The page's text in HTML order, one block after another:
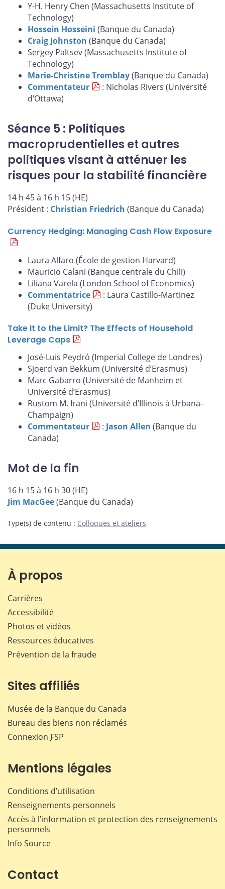
Y-H. Henry Chen (Massachusetts Institute of
Technology)
Hossein Hosseini (Banque du Canada)
Craig Johnston (Banque du Canada)
Sergey Paltsev (Massachusetts Institute of
Technology)
Marie-Christine Tremblay(Banque du Canada)
Commentateur
: Nicholas Rivers (Université
d’Ottawa)
Séance 5 : Politiques
macroprudentielles et autres
politiques visant à atténuer les
risques pour la stabilité financière
14 h 45 à 16 h 15 (HE)
Président : Christian Friedrich (Banque du Canada)
Currency Hedging: Managing Cash Flow Exposure
Laura Alfaro (École de gestion Harvard)
Mauricio Calani (Banque centrale du Chili)
Liliana Varela (London School of Economics)
Commentatrice
: Laura Castillo-Martinez
(Duke University)
Take It to the Limit? The Effects of Household
Leverage Caps
José-Luis Peydró (Imperial College de Londres)
Sjoerd van Bekkum (Université d’Erasmus)
Marc Gabarro (Université de Manheim et
Université d’Erasmus)
Rustom M. Irani (Université d’Illinois à Urbana-
Champaign)
Commentateur
: Jason Allen (Banque du
Canada)
Mot de la fin
16 h 15 à 16 h 30 (HE)
Jim MacGee(Banque du Canada)
Type(s) de contenu : Colloques et ateliers
À propos
Carrières
Accessibilité
Photos et vidéos
Ressources éducatives
Prévention de la fraude
Sites affiliés
Musée de la Banque du Canada
Bureau des biens non réclamés
Connexion FSP
Mentions légales
Conditions d’utilisation
Renseignements personnels
Accès à l’information et protection des renseignements
personnels
Info Source
Contact